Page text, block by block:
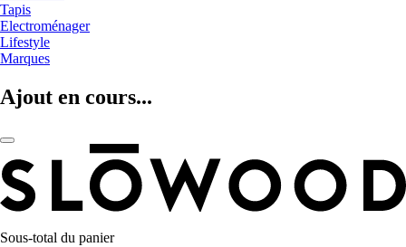
Tapis
Electroménager
Lifestyle
Marques
Ajout en cours...
Sous-total du panier